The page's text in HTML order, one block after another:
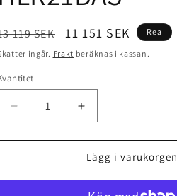
119 SEK Försäljningspris
11 151 SEK Rea
ingår. Frakt beräknas i kassan.
Minska
kvantitet
för
Polermaskin
Öka
kvantitet
för
Batteridriven
Polermaskin
Lägg i varukorgen